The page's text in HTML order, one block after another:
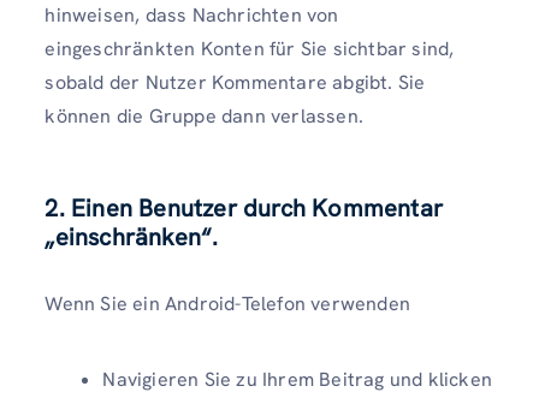
hinweisen, dass Nachrichten von
eingeschränkten Konten für Sie sichtbar sind,
sobald der Nutzer Kommentare abgibt. Sie
können die Gruppe dann verlassen.
2. Einen Benutzer durch Kommentar
„einschränken“.
Wenn Sie ein Android-Telefon verwenden
Navigieren Sie zu Ihrem Beitrag und klicken